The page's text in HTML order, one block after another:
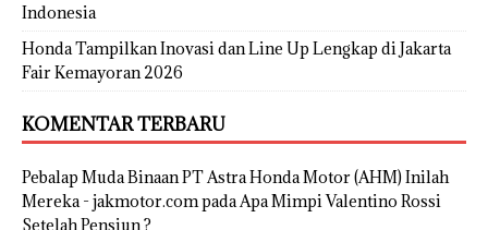
Indonesia
Honda Tampilkan Inovasi dan Line Up Lengkap di Jakarta
Fair Kemayoran 2026
KOMENTAR TERBARU
Pebalap Muda Binaan PT Astra Honda Motor (AHM) Inilah
Mereka - jakmotor.compadaApa Mimpi Valentino Rossi
Setelah Pensiun ?